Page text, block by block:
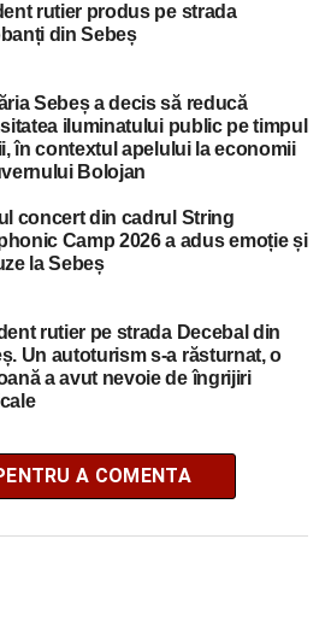
rutier produs pe strada
din Sebeș
Sebeș a decis să reducă
iluminatului public pe timpul
în contextul apelului la economii
Bolojan
concert din cadrul String
Camp 2026 a adus emoție și
la Sebeș
rutier pe strada Decebal din
Un autoturism s-a răsturnat, o
a avut nevoie de îngrijiri
A COMENTA